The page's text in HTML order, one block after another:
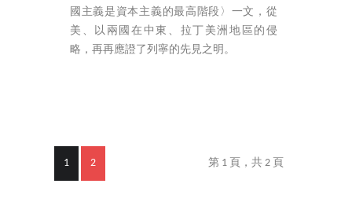
國主義是資本主義的最高階段〉一文，從
美、以兩國在中東、拉丁美洲地區的侵
略，再再應證了列寧的先見之明。
1 2 第 1 頁，共 2 頁